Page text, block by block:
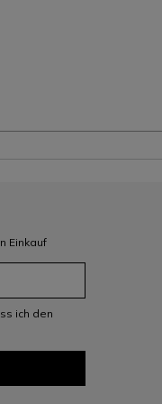
Einkauf
ich den